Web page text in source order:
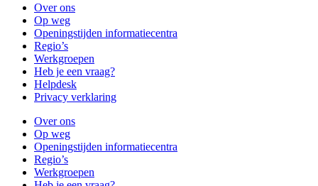
Over ons
Op weg
Openingstijden informatiecentra
Regio’s
Werkgroepen
Heb je een vraag?
Helpdesk
Privacy verklaring
Over ons
Op weg
Openingstijden informatiecentra
Regio’s
Werkgroepen